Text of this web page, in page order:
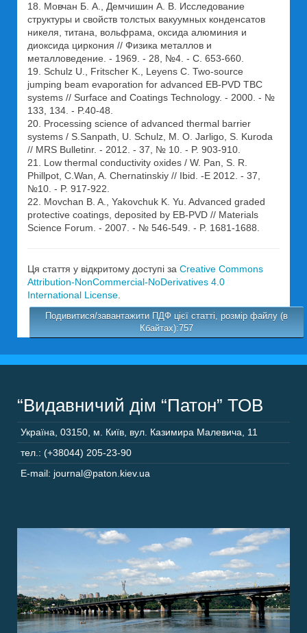
18. Мовчан Б. А., Демчишин А. В. Исследование
структуры и свойств толстых вакуумных конденсатов
никеля, титана, вольфрама, оксида алюминия и
диоксида циркония // Физика металлов и
металловедение. - 1969. - 28, №4. - С. 653-660.
19. Schulz U., Fritscher K., Leyens C. Two-source
jumping beam evaporation for advanced EB-PVD TBC
systems // Surface and Coatings Technology. - 2000. - №
133, 134. - P.40-48.
20. Processing science of advanced thermal barrier
systems / S.Sanpath, U. Schulz, M. O. Jarligo, S. Kuroda
// MRS Bulletinr. - 2012. - 37, № 10. - P. 903-910.
21. Low thermal conductivity oxides / W. Pan, S. R.
Phillpot, C.Wan, A. Chernatinskiy // Ibid. -Е 2012. - 37,
№10. - P. 917-922.
22. Movchan B. A., Yakovchuk K. Yu. Advanced graded
protective coatings, deposited by EB-PVD // Materials
Science Forum. - 2007. - № 546-549. - P. 1681-1688.
Ця стаття у відкритому доступі за Creative Commons
Attribution-NonCommercial-NoDerivatives 4.0
International License.
Подивитися/завантажити ПДФ цієї статті, розмір файлу (в
Кбайтах):757
“Видавничий дім “Патон” ТОВ
Україна, 03150, м. Київ, вул. Казимира Малевича, 11
тел.: (+38044) 205-23-90
E-mail: journal@paton.kiev.ua